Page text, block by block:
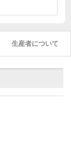
生産者について